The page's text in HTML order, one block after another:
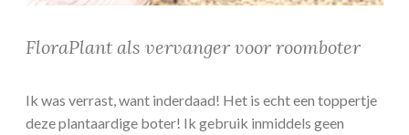
FloraPlant als vervanger voor roomboter
Ik was verrast, want inderdaad! Het is echt een toppertje
deze plantaardige boter! Ik gebruik inmiddels geen